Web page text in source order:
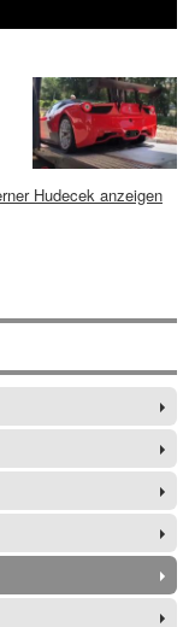
Hudecek anzeigen